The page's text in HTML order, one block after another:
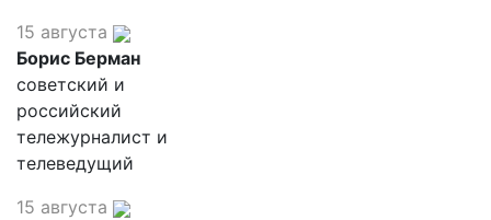
15 августа
Борис Берман
советский и
российский
тележурналист и
телеведущий
15 августа